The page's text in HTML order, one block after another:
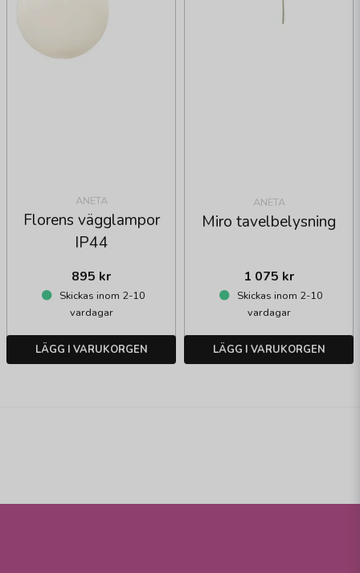
ANETA
Florens vägglampor
IP44
895 kr
Skickas inom 2-10
vardagar
LÄGG I VARUKORGEN
ANETA
Miro tavelbelysning
1 075 kr
Skickas inom 2-10
vardagar
LÄGG I VARUKORGEN